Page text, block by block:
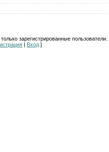
зарегистрированные пользователи.
| Вход ]